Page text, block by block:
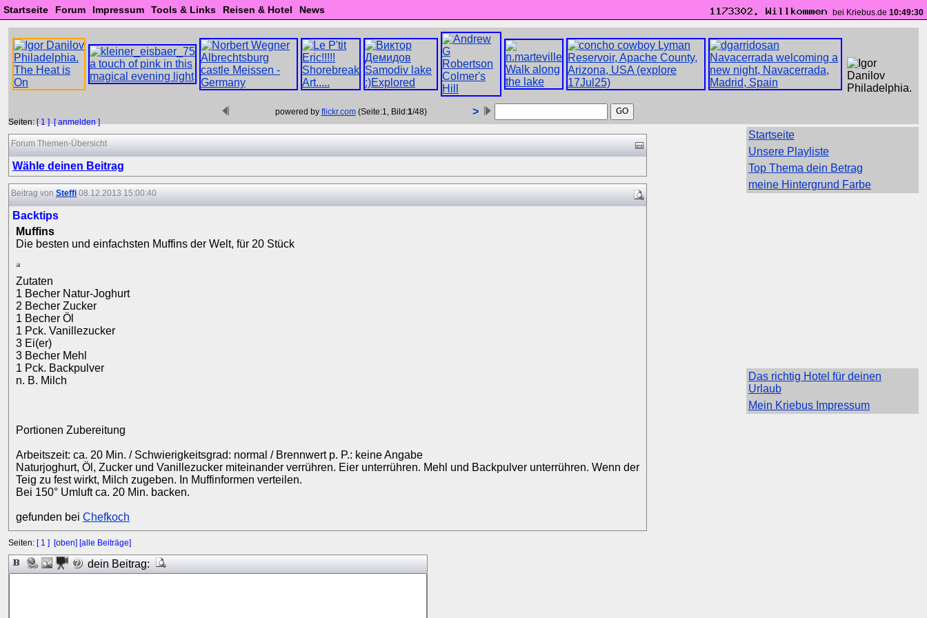
Startseite Forum Impressum Tools & Links Reisen & Hotel News bei Kriebus.de 10:49:31
powered by flickr.com(Seite:1, Bild:1/48) >
Seiten:[ 1 ] [ anmelden ]
Forum Themen-Übersicht
Wähle deinen Beitrag
Beitrag von Steffi 08.12.2013 15:00:40
Backtips
Muffins
Die besten und einfachsten Muffins der Welt, für 20 Stück
Zutaten
1 Becher Natur-Joghurt
2 Becher Zucker
1 Becher Öl
1 Pck. Vanillezucker
3 Ei(er)
3 Becher Mehl
1 Pck. Backpulver
n. B. Milch
Portionen Zubereitung
Arbeitszeit: ca. 20 Min. / Schwierigkeitsgrad: normal / Brennwert p. P.: keine Angabe
Naturjoghurt, Öl, Zucker und Vanillezucker miteinander verrühren. Eier unterrühren. Mehl und Backpulver unterrühren. Wenn der
Teig zu fest wirkt, Milch zugeben. In Muffinformen verteilen.
Bei 150° Umluft ca. 20 Min. backen.
gefunden bei Chefkoch
Seiten: [ 1 ] [oben] [alle Beiträge]
dein Beitrag:
Startseite
Unsere Playliste
Top Thema dein Betrag
meine Hintergrund Farbe
Das richtig Hotel für deinen
Urlaub
Mein Kriebus Impressum